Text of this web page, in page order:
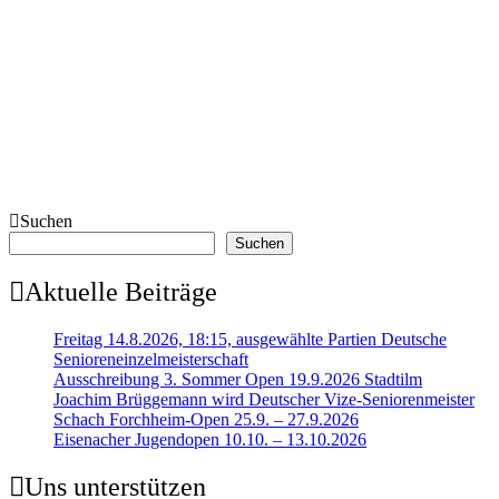
Suchen
Suchen
Aktuelle Beiträge
Freitag 14.8.2026, 18:15, ausgewählte Partien Deutsche
Senioreneinzelmeisterschaft
Ausschreibung 3. Sommer Open 19.9.2026 Stadtilm
Joachim Brüggemann wird Deutscher Vize-Seniorenmeister
Schach Forchheim-Open 25.9. – 27.9.2026
Eisenacher Jugendopen 10.10. – 13.10.2026
Uns unterstützen